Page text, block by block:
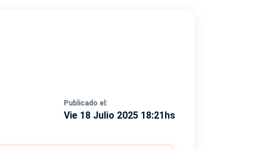
Publicado el:
Vie 18 Julio 2025 18:21hs